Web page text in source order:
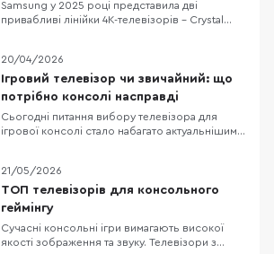
Samsung у 2025 році представила дві
привабливі лінійки 4K-телевізорів – Crystal
невеликих кімнат, так і для просторих
віталень. Обидві серії поєднують сучасні
технології з красивим тонким дизайном. Та
постає питання: чи
20/04/2026
Ігровий телевізор чи звичайний: що
потрібно консолі насправді
Сьогодні питання вибору телевізора для
ігрової консолі стало набагато актуальнішим,
Гц, VRR та ALLM, а виробники телевізорів
активно просувають це як аргумент для
покупки. На цьому тлі легко вирішити, що без
21/05/2026
ТОП телевізорів для консольного
геймінгу
Сучасні консольні ігри вимагають високої
якості зображення та звуку. Телевізори з